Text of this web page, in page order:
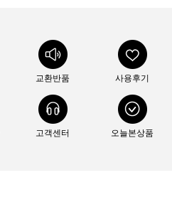
교환반품 사용후기
고객센터 오늘본상품